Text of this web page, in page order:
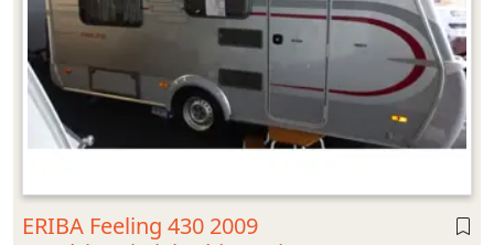
ERIBA Feeling 430 2009